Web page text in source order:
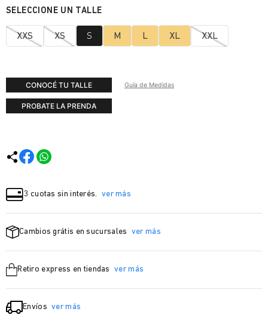
XXS XS S M L XL XXL
CONOCÉ TU TALLE Guía de Medidas
PROBATE LA PRENDA
3 cuotas sin interés. ver más
Cambios grátis en sucursales ver más
Retiro express en tiendas ver más
Envíos ver más